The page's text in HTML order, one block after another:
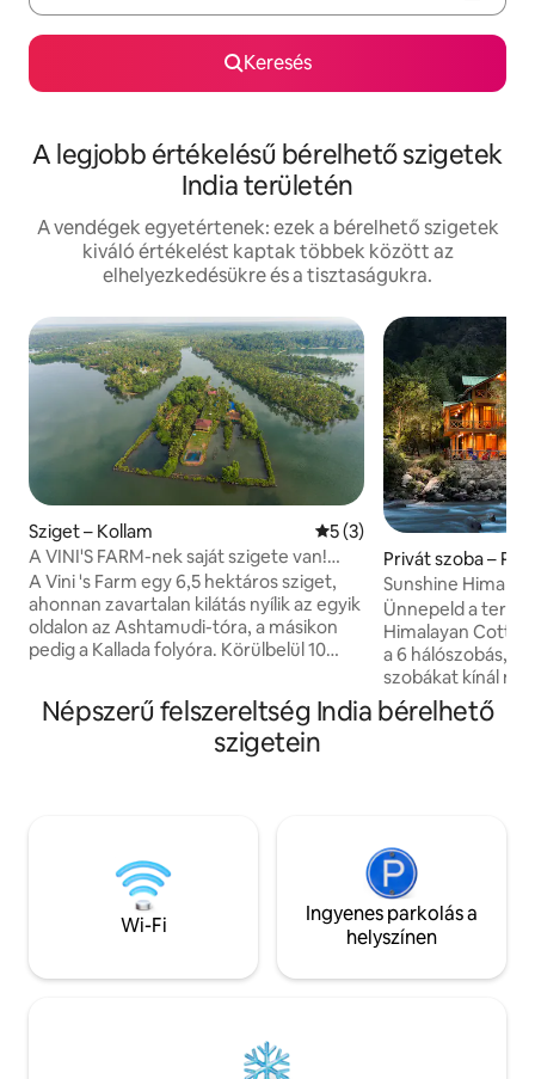
Keresés
A legjobb értékelésű bérelhető szigetek
India területén
A vendégek egyetértenek: ezek a bérelhető szigetek
kiváló értékelést kaptak többek között az
elhelyezkedésükre és a tisztaságukra.
Sziget – Kollam Átlagos értékelés: 5/5, 3
5 (3)
A VINI'S FARM-nek saját szigete van!
Csomag
A Vini 's Farm egy 6,5 hektáros sziget,
ahonnan zavartalan kilátás nyílik az egyik
oldalon az Ashtamudi-tóra, a másikon
pedig a Kallada folyóra. Körülbelül 10
Farmon egy faház található, két
hálószobával és káddal. Magában foglalja
- az egész sziget a tiéd lehet a privát
séffel. Az ételeink többsége a szigeten
ellenében lehet biztosítani.
Privát szoba –
Sunshine
szobánként
Ünnepeld a
Himalayan
a 6 hálószobás,
szobákat kínál
folyóparti
Himalayan
ínycsiklandó
ételeket
hideg éjszakákra!
Népszerű felszereltség India bérelhető
szigetein
Wi-Fi
Ingyenes parkolás a
helyszínen